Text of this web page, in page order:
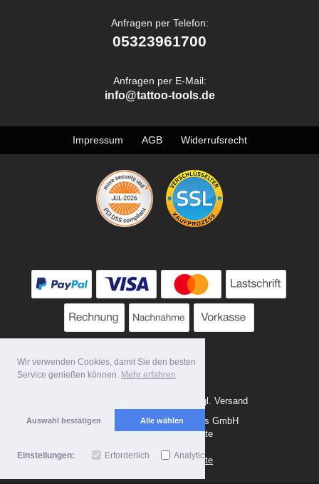
Wir verwenden Cookies, damit Sie den besten
Service genießen können. Mehr erfahren
Auswahl bestätigen Alle wählen
Einstellungen: Erforderlich Analytics
Anfragen per Telefon:
05323961700
Anfragen per E-Mail:
info@tattoo-tools.de
Impressum AGB Widerrufsrecht
Alle Preise zzgl. MwSt. evtl. zzgl. Versand
Copyright 2026 by Tattoo-Tools GmbH
Mobile Shop by Shopgate
Zur klassischen Webseite